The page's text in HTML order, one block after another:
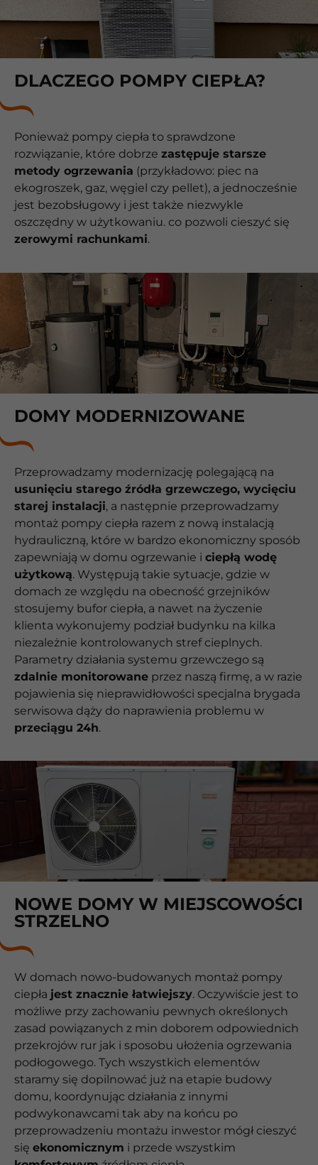
DLACZEGO POMPY CIEPŁA?
Ponieważ pompy ciepła to sprawdzone
rozwiązanie, które dobrze zastępuje starsze
metody ogrzewania (przykładowo: piec na
ekogroszek, gaz, węgiel czy pellet), a jednocześnie
jest bezobsługowy i jest także niezwykle
oszczędny w użytkowaniu. co pozwoli cieszyć się
zerowymi rachunkami.
DOMY MODERNIZOWANE
Przeprowadzamy modernizację polegającą na
usunięciu starego źródła grzewczego, wycięciu
starej instalacji, a następnie przeprowadzamy
montaż pompy ciepła razem z nową instalacją
hydrauliczną, które w bardzo ekonomiczny sposób
zapewniają w domu ogrzewanie i ciepłą wodę
użytkową. Występują takie sytuacje, gdzie w
domach ze względu na obecność grzejników
stosujemy bufor ciepła, a nawet na życzenie
klienta wykonujemy podział budynku na kilka
niezależnie kontrolowanych stref cieplnych.
Parametry działania systemu grzewczego są
zdalnie monitorowane przez naszą firmę, a w razie
pojawienia się nieprawidłowości specjalna brygada
serwisowa dąży do naprawienia problemu w
przeciągu 24h.
NOWE DOMY W MIEJSCOWOŚCI
STRZELNO
W domach nowo-budowanych montaż pompy
ciepła jest znacznie łatwiejszy. Oczywiście jest to
możliwe przy zachowaniu pewnych określonych
zasad powiązanych z min doborem odpowiednich
przekrojów rur jak i sposobu ułożenia ogrzewania
podłogowego. Tych wszystkich elementów
staramy się dopilnować już na etapie budowy
domu, koordynując działania z innymi
podwykonawcami tak aby na końcu po
przeprowadzeniu montażu inwestor mógł cieszyć
się ekonomicznym i przede wszystkim